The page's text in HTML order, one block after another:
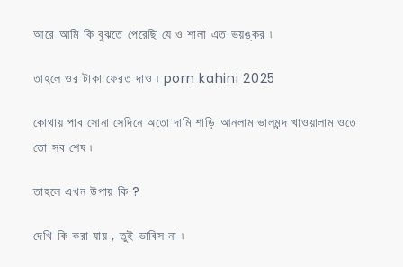
আরে আমি কি বুঝতে পেরেছি যে ও শালা এত ভয়ঙ্কর ৷
তাহলে ওর টাকা ফেরত দাও ৷ porn kahini 2025
কোথায় পাব সোনা সেদিনে অতো দামি শাড়ি আনলাম ভালমন্দ খাওয়ালাম ওতে
তো সব শেষ ৷
তাহলে এখন উপায় কি ?
দেখি কি করা যায় , তুই ভাবিস না ৷